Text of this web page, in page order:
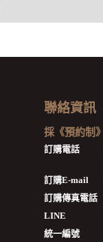
聯絡資訊
採《預約制》
訂購電話
訂購E-mail
訂購傳真電話
LINE
統一編號